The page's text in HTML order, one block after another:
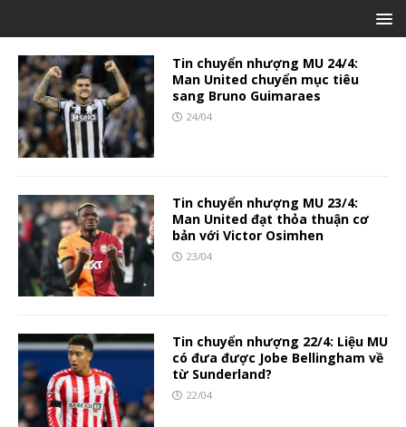
Tin chuyển nhượng MU 24/4:
Man United chuyển mục tiêu
sang Bruno Guimaraes
24/04
Tin chuyển nhượng MU 23/4:
Man United đạt thỏa thuận cơ
bản với Victor Osimhen
23/04
Tin chuyển nhượng 22/4: Liệu MU
có đưa được Jobe Bellingham về
từ Sunderland?
22/04